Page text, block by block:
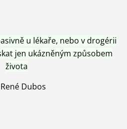
u lékaře, nebo v drogérii
jen ukázněným způsobem
života
Dubos